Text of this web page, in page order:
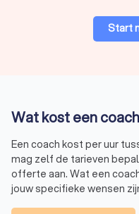
Start
Wat kost een
Een coach kost per uur
mag zelf de tarieven
offerte aan. Wat een
jouw specifieke wensen